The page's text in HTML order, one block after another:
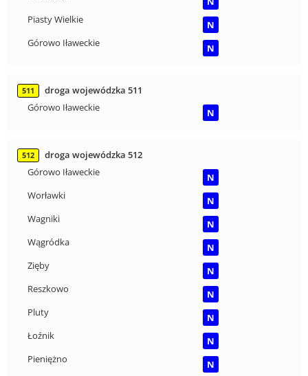
Piasty Wielkie
N
Górowo Iławeckie
N
511
droga wojewódzka 511
Górowo Iławeckie
N
512
droga wojewódzka 512
Górowo Iławeckie
N
Worławki
N
Wagniki
N
Wągródka
N
Zięby
N
Reszkowo
N
Pluty
N
Łoźnik
N
Pieniężno
N